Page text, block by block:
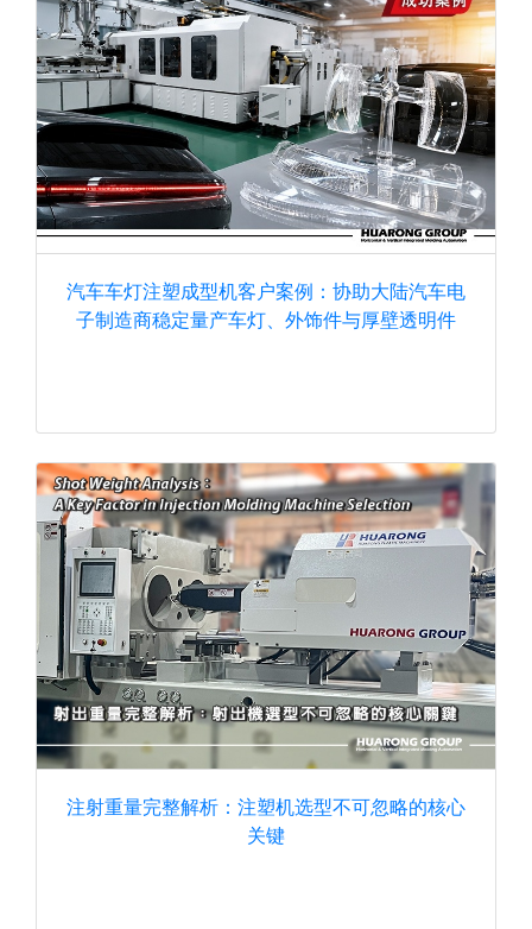
汽车车灯注塑成型机客户案例：协助大陆汽车电
子制造商稳定量产车灯、外饰件与厚壁透明件
注射重量完整解析：注塑机选型不可忽略的核心
关键